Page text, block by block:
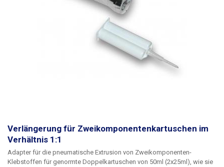
Verlängerung für Zweikomponentenkartuschen im
Verhältnis 1:1
Adapter für die pneumatische Extrusion von Zweikomponenten-
Klebstoffen für genormte Doppelkartuschen von 50ml (2x25ml), wie sie